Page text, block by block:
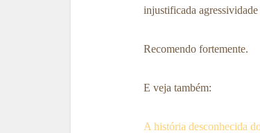
injustificada
Recomendo fortemente.
E veja também:
A história desconhecida